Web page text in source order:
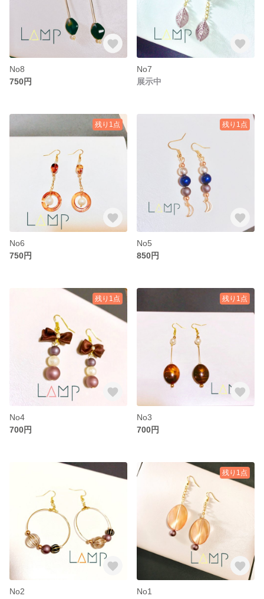
No8
750円
No7
展示中
残り1点
No6
750円
残り1点
No5
850円
残り1点
No4
700円
残り1点
No3
700円
No2
残り1点
No1